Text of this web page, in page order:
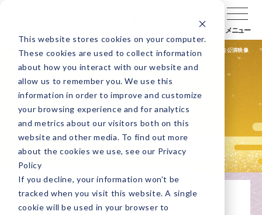
This website stores cookies on your computer.
These cookies are used to collect information
about how you interact with our website and
allow us to remember you. We use this
information in order to improve and customize
your browsing experience and for analytics
and metrics about our visitors both on this
website and other media. To find out more
about the cookies we use, see our Privacy
Policy
If you decline, your information won’t be
tracked when you visit this website. A single
cookie will be used in your browser to
メニュー
公演検索 公演会場検索 キャラバン通信 過去公演映像
公演終了 九州/沖縄
観世流特別公演